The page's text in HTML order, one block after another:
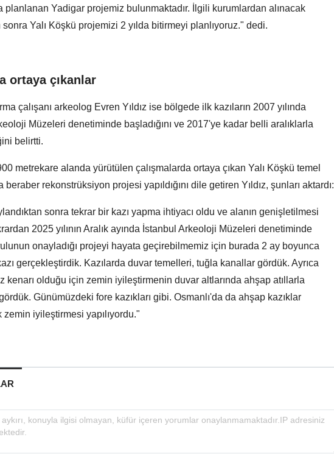
planlanan Yadigar projemiz bulunmaktadır. İlgili kurumlardan alınacak
Yalı Köşkü projemizi 2 yılda bitirmeyi planlıyoruz." dedi.
ortaya çıkanlar
çalışanı arkeolog Evren Yıldız ise bölgede ilk kazıların 2007 yılında
Müzeleri denetiminde başladığını ve 2017'ye kadar belli aralıklarla
belirtti.
metrekare alanda yürütülen çalışmalarda ortaya çıkan Yalı Köşkü temel
beraber rekonstrüksiyon projesi yapıldığını dile getiren Yıldız, şunları aktardı:
sonra tekrar bir kazı yapma ihtiyacı oldu ve alanın genişletilmesi
2025 yılının Aralık ayında İstanbul Arkeoloji Müzeleri denetiminde
onayladığı projeyi hayata geçirebilmemiz için burada 2 ay boyunca
gerçekleştirdik. Kazılarda duvar temelleri, tuğla kanallar gördük. Ayrıca
kenarı olduğu için zemin iyileştirmenin duvar altlarında ahşap atıllarla
gördük. Günümüzdeki fore kazıkları gibi. Osmanlı'da da ahşap kazıklar
zemin iyileştirmesi yapılıyordu."